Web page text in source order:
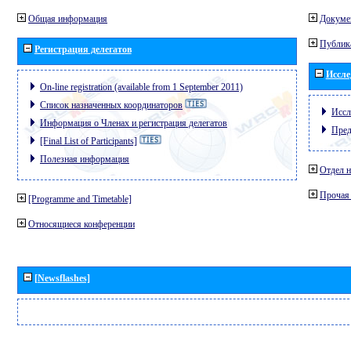
Общая информация
Регистрация делегатов
On-line registration (available from 1 September 2011)
Список назначенных координаторов
Информация о Членах и регистрация делегатов
[Final List of Participants]
Полезная информация
[Programme and Timetable]
Относящиеся конференции
Отдел
[Newsflashes]